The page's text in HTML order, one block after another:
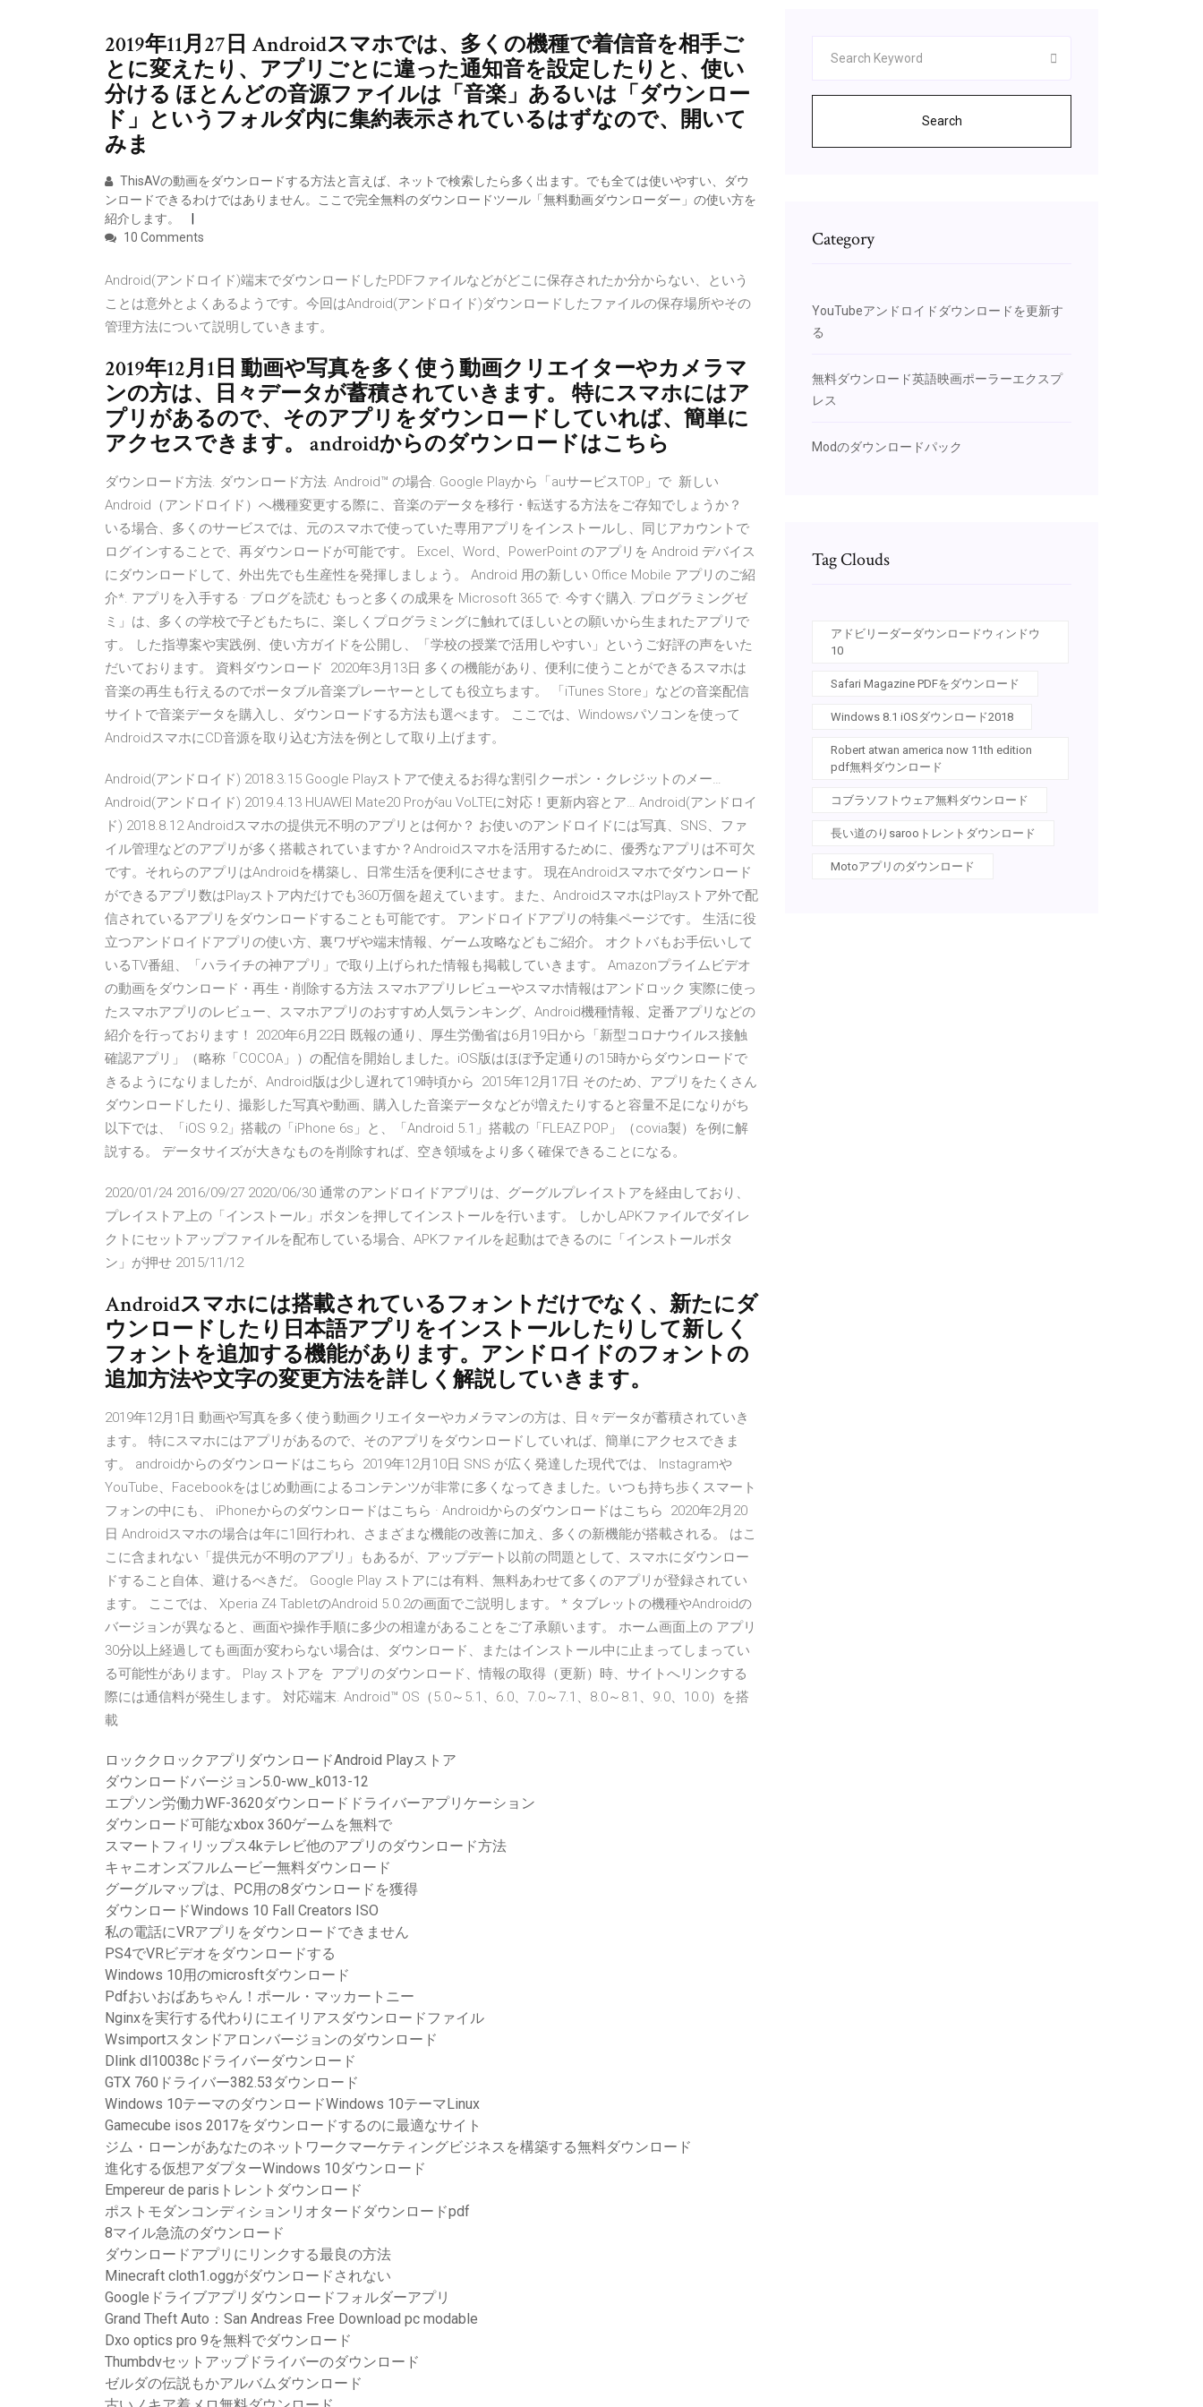
2019年11月27日 Androidスマホでは、多くの機種で着信音を相手ご
とに変えたり、アプリごとに違った通知音を設定したりと、使い
分ける ほとんどの音源ファイルは「音楽」あるいは「ダウンロー
ド」というフォルダ内に集約表示されているはずなので、開いて
みま
ThisAVの動画をダウンロードする方法と言えば、ネットで検索したら多く出ます。でも全ては使いやすい、ダウ
ンロードできるわけではありません。ここで完全無料のダウンロードツール「無料動画ダウンローダー」の使い方を
紹介します。
10 Comments
Android(アンドロイド)端末でダウンロードしたPDFファイルなどがどこに保存されたか分からない、という
ことは意外とよくあるようです。今回はAndroid(アンドロイド)ダウンロードしたファイルの保存場所やその
管理方法について説明していきます。
2019年12月1日 動画や写真を多く使う動画クリエイターやカメラマ
ンの方は、日々データが蓄積されていきます。 特にスマホにはア
プリがあるので、そのアプリをダウンロードしていれば、簡単に
アクセスできます。 androidからのダウンロードはこちら
ダウンロード方法. ダウンロード方法. Android™ の場合. Google Playから「auサービスTOP」で 新しい
Android（アンドロイド）へ機種変更する際に、音楽のデータを移行・転送する方法をご存知でしょうか？
いる場合、多くのサービスでは、元のスマホで使っていた専用アプリをインストールし、同じアカウントで
ログインすることで、再ダウンロードが可能です。 Excel、Word、PowerPoint のアプリを Android デバイス
にダウンロードして、外出先でも生産性を発揮しましょう。 Android 用の新しい Office Mobile アプリのご紹
介*. アプリを入手する · ブログを読む もっと多くの成果を Microsoft 365 で. 今すぐ購入. プログラミングゼ
ミ」は、多くの学校で子どもたちに、楽しくプログラミングに触れてほしいとの願いから生まれたアプリで
す。 した指導案や実践例、使い方ガイドを公開し、「学校の授業で活用しやすい」というご好評の声をいた
だいております。 資料ダウンロード 2020年3月13日 多くの機能があり、便利に使うことができるスマホは
音楽の再生も行えるのでポータブル音楽プレーヤーとしても役立ちます。 「iTunes Store」などの音楽配信
サイトで音楽データを購入し、ダウンロードする方法も選べます。 ここでは、Windowsパソコンを使って
AndroidスマホにCD音源を取り込む方法を例として取り上げます。
Android(アンドロイド) 2018.3.15 Google Playストアで使えるお得な割引クーポン・クレジットのメー…
Android(アンドロイド) 2019.4.13 HUAWEI Mate20 Proがau VoLTEに対応！更新内容とア… Android(アンドロイ
ド) 2018.8.12 Androidスマホの提供元不明のアプリとは何か？ お使いのアンドロイドには写真、SNS、ファ
イル管理などのアプリが多く搭載されていますか？Androidスマホを活用するために、優秀なアプリは不可欠
です。それらのアプリはAndroidを構築し、日常生活を便利にさせます。 現在Androidスマホでダウンロード
ができるアプリ数はPlayストア内だけでも360万個を超えています。また、AndroidスマホはPlayストア外で配
信されているアプリをダウンロードすることも可能です。 アンドロイドアプリの特集ページです。 生活に役
立つアンドロイドアプリの使い方、裏ワザや端末情報、ゲーム攻略などもご紹介。 オクトバもお手伝いして
いるTV番組、「ハライチの神アプリ」で取り上げられた情報も掲載していきます。 Amazonプライムビデオ
の動画をダウンロード・再生・削除する方法 スマホアプリレビューやスマホ情報はアンドロック 実際に使っ
たスマホアプリのレビュー、スマホアプリのおすすめ人気ランキング、Android機種情報、定番アプリなどの
紹介を行っております！ 2020年6月22日 既報の通り、厚生労働省は6月19日から「新型コロナウイルス接触
確認アプリ」（略称「COCOA」）の配信を開始しました。iOS版はほぼ予定通りの15時からダウンロードで
きるようになりましたが、Android版は少し遅れて19時頃から 2015年12月17日 そのため、アプリをたくさん
ダウンロードしたり、撮影した写真や動画、購入した音楽データなどが増えたりすると容量不足になりがち
以下では、「iOS 9.2」搭載の「iPhone 6s」と、「Android 5.1」搭載の「FLEAZ POP」（covia製）を例に解
説する。 データサイズが大きなものを削除すれば、空き領域をより多く確保できることになる。
2020/01/24 2016/09/27 2020/06/30 通常のアンドロイドアプリは、グーグルプレイストアを経由しており、
プレイストア上の「インストール」ボタンを押してインストールを行います。 しかしAPKファイルでダイレ
クトにセットアップファイルを配布している場合、APKファイルを起動はできるのに「インストールボタ
ン」が押せ 2015/11/12
Androidスマホには搭載されているフォントだけでなく、新たにダ
ウンロードしたり日本語アプリをインストールしたりして新しく
フォントを追加する機能があります。アンドロイドのフォントの
追加方法や文字の変更方法を詳しく解説していきます。
2019年12月1日 動画や写真を多く使う動画クリエイターやカメラマンの方は、日々データが蓄積されていき
ます。 特にスマホにはアプリがあるので、そのアプリをダウンロードしていれば、簡単にアクセスできま
す。 androidからのダウンロードはこちら 2019年12月10日 SNS が広く発達した現代では、 Instagramや
YouTube、Facebookをはじめ動画によるコンテンツが非常に多くなってきました。いつも持ち歩くスマート
フォンの中にも、 iPhoneからのダウンロードはこちら · Androidからのダウンロードはこちら 2020年2月20
日 Androidスマホの場合は年に1回行われ、さまざまな機能の改善に加え、多くの新機能が搭載される。 はこ
こに含まれない「提供元が不明のアプリ」もあるが、アップデート以前の問題として、スマホにダウンロー
ドすること自体、避けるべきだ。 Google Play ストアには有料、無料あわせて多くのアプリが登録されてい
ます。 ここでは、 Xperia Z4 TabletのAndroid 5.0.2の画面でご説明します。 * タブレットの機種やAndroidの
バージョンが異なると、画面や操作手順に多少の相違があることをご了承願います。 ホーム画面上の アプリ
30分以上経過しても画面が変わらない場合は、ダウンロード、またはインストール中に止まってしまってい
る可能性があります。 Play ストアを アプリのダウンロード、情報の取得（更新）時、サイトへリンクする
際には通信料が発生します。 対応端末. Android™ OS（5.0～5.1、6.0、7.0～7.1、8.0～8.1、9.0、10.0）を搭
載
ロッククロックアプリダウンロードAndroid Playストア
ダウンロードバージョン5.0-ww_k013-12
エプソン労働力WF-3620ダウンロードドライバーアプリケーション
ダウンロード可能なxbox 360ゲームを無料で
スマートフィリップス4kテレビ他のアプリのダウンロード方法
キャニオンズフルムービー無料ダウンロード
グーグルマップは、PC用の8ダウンロードを獲得
ダウンロードWindows 10 Fall Creators ISO
私の電話にVRアプリをダウンロードできません
PS4でVRビデオをダウンロードする
Windows 10用のmicrosftダウンロード
Pdfおいおばあちゃん！ポール・マッカートニー
Nginxを実行する代わりにエイリアスダウンロードファイル
Wsimportスタンドアロンバージョンのダウンロード
Dlink dl10038cドライバーダウンロード
GTX 760ドライバー382.53ダウンロード
Windows 10テーマのダウンロードWindows 10テーマLinux
Gamecube isos 2017をダウンロードするのに最適なサイト
ジム・ローンがあなたのネットワークマーケティングビジネスを構築する無料ダウンロード
進化する仮想アダプターWindows 10ダウンロード
Empereur de parisトレントダウンロード
ポストモダンコンディションリオタードダウンロードpdf
8マイル急流のダウンロード
ダウンロードアプリにリンクする最良の方法
Minecraft cloth1.oggがダウンロードされない
Googleドライブアプリダウンロードフォルダーアプリ
Grand Theft Auto：San Andreas Free Download pc modable
Dxo optics pro 9を無料でダウンロード
Thumbdvセットアップドライバーのダウンロード
ゼルダの伝説もかアルバムダウンロード
Search
Category
YouTubeアンドロイドダウンロードを更新す
る
無料ダウンロード英語映画ポーラーエクスプ
レス
Modのダウンロードパック
Tag Clouds
アドビリーダーダウンロードウィンドウ
10
Safari Magazine PDFをダウンロード
Windows 8.1 iOSダウンロード2018
Robert atwan america now 11th edition
pdf無料ダウンロード
コブラソフトウェア無料ダウンロード
長い道のりsarooトレントダウンロード
Motoアプリのダウンロード